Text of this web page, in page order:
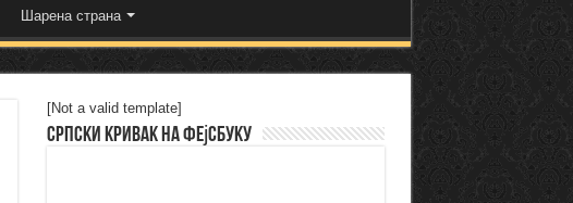
Шарена страна
[Not a valid template]
Српски Кривак на Фејсбуку